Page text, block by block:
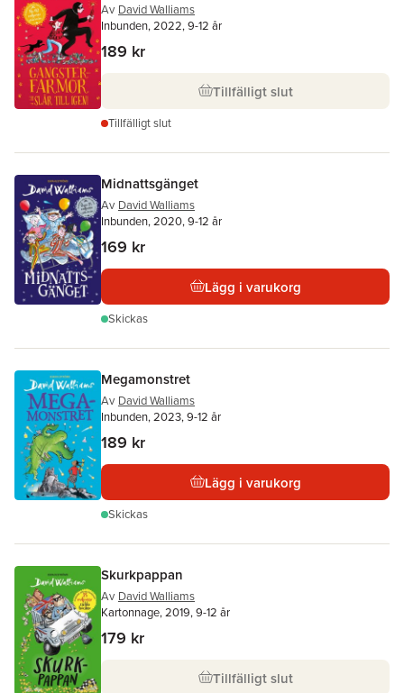
Av David Walliams
Inbunden, 2022, 9-12 år
189 kr
Tillfälligt slut
Tillfälligt slut
Midnattsgänget
Av David Walliams
Inbunden, 2020, 9-12 år
169 kr
Lägg i varukorg
Skickas
Megamonstret
Av David Walliams
Inbunden, 2023, 9-12 år
189 kr
Lägg i varukorg
Skickas
Skurkpappan
Av David Walliams
Kartonnage, 2019, 9-12 år
179 kr
Tillfälligt slut